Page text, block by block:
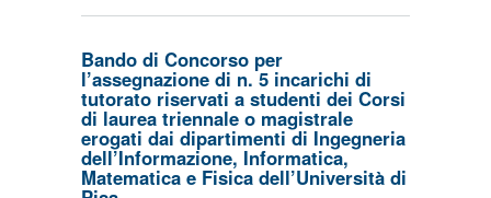
Bando di Concorso per
l’assegnazione di n. 5 incarichi di
tutorato riservati a studenti dei Corsi
di laurea triennale o magistrale
erogati dai dipartimenti di Ingegneria
dell’Informazione, Informatica,
Matematica e Fisica dell’Università di